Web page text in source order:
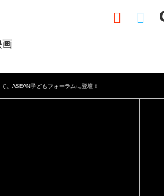
画
、ASEAN子どもフォーラムに登壇！